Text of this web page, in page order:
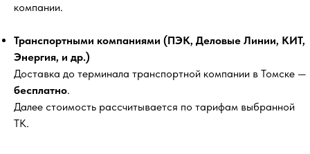
компании.
Транспортными компаниями (ПЭК, Деловые Линии, КИТ,
Энергия, и др.)
Доставка до терминала транспортной компании в Томске —
бесплатно.
Далее стоимость рассчитывается по тарифам выбранной
ТК.